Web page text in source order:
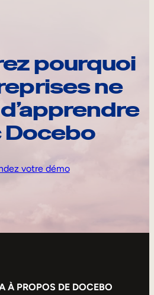
pourquoi
ne
Docebo
votre démo
À PROPOS DE DOCEBO